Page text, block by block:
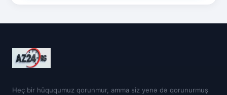
Heç bir hüququmuz qorunmur, amma siz yenə də qorunurmuş